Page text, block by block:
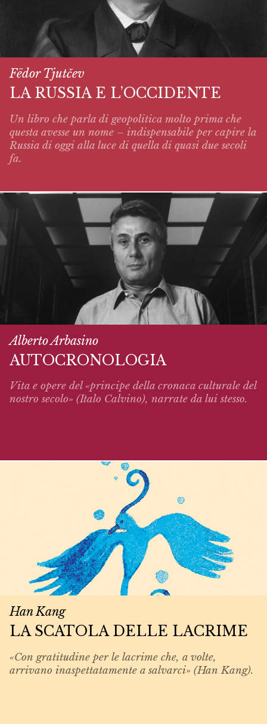
Fëdor Tjutčev
LA RUSSIA E L’OCCIDENTE
Un libro che parla di geopolitica molto prima che
questa avesse un nome – indispensabile per capire la
Russia di oggi alla luce di quella di quasi due secoli
fa.
Alberto Arbasino
AUTOCRONOLOGIA
Vita e opere del «principe della cronaca culturale del
nostro secolo» (Italo Calvino), narrate da lui stesso.
Han Kang
LA SCATOLA DELLE LACRIME
«Con gratitudine per le lacrime che, a volte,
arrivano inaspettatamente a salvarci» (Han Kang).